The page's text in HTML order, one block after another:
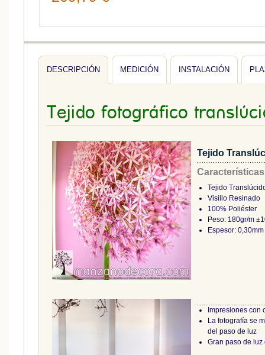
DESCRIPCIÓN MEDICIÓN INSTALACIÓN
Tejido fotográfico
Tejido
Tejido
Visillo Resinado
100% Poliéster
Peso: 180gr/m
Espesor: 0,30mm
Impresiones con
La fotografía se
del paso de luz
Gran paso de luz